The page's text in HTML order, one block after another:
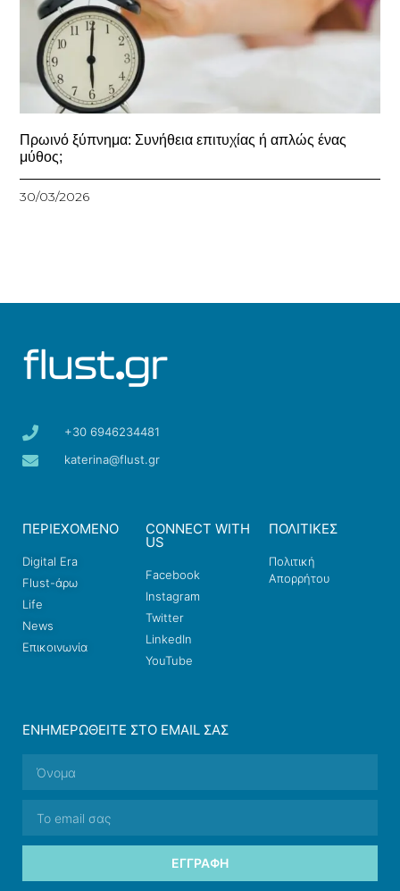
Πρωινό ξύπνημα: Συνήθεια επιτυχίας ή απλώς ένας
μύθος;
30/03/2026
+30 6946234481
katerina@flust.gr
ΠΕΡΙΕΧΟΜΕΝΟ
Digital Era
Flust-άρω
Life
News
Επικοινωνία
CONNECT WITH
US
Facebook
Instagram
Twitter
LinkedIn
YouTube
ΠΟΛΙΤΙΚΕΣ
Πολιτική
Απορρήτου
ΕΝΗΜΕΡΩΘΕΊΤΕ ΣΤΟ EMAIL ΣΑΣ
ΕΓΓΡΑΦΉ